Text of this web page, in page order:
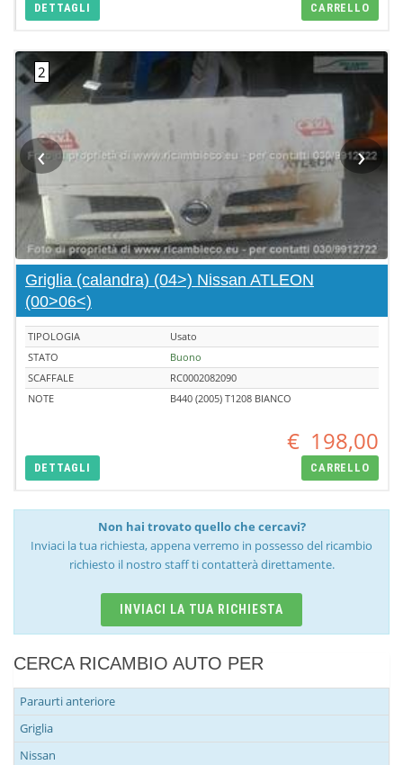
DETTAGLI CARRELLO
‹ ›
Griglia (calandra) (04>) Nissan ATLEON
(00>06<)
TIPOLOGIA
Usato
STATO
Buono
SCAFFALE
RC0002082090
NOTE
B440 (2005) T1208 BIANCO
€ 198,00
DETTAGLI CARRELLO
Non hai trovato quello che cercavi?
Inviaci la tua richiesta, appena verremo in possesso del ricambio
richiesto il nostro staff ti contatterà direttamente.
INVIACI LA TUA RICHIESTA
CERCA RICAMBIO AUTO PER
Paraurti anteriore
Griglia
Nissan